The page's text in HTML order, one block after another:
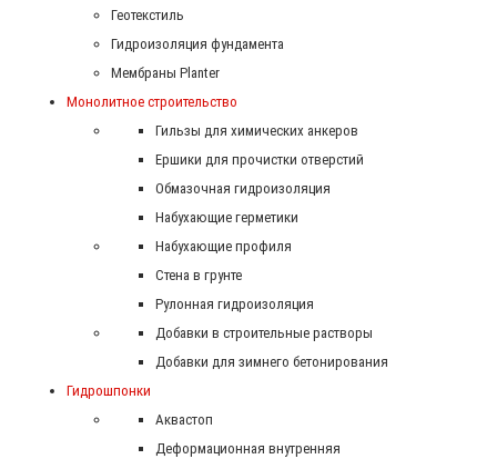
Геотекстиль
Гидроизоляция фундамента
Мембраны Planter
Монолитное строительство
Гильзы для химических анкеров
Ершики для прочистки отверстий
Обмазочная гидроизоляция
Набухающие герметики
Набухающие профиля
Стена в грунте
Рулонная гидроизоляция
Добавки в строительные растворы
Добавки для зимнего бетонирования
Гидрошпонки
Аквастоп
Деформационная внутренняя